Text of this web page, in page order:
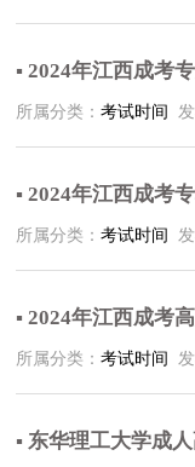
▪ 2024年江西成考
所属分类：考试时间
▪ 2024年江西成考
所属分类：考试时间
▪ 2024年江西成考
所属分类：考试时间
▪ 东华理工大学成